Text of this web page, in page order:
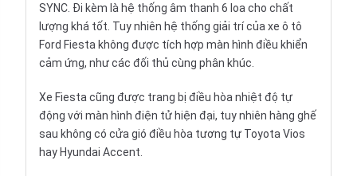
SYNC. Đi kèm là hệ thống âm thanh 6 loa cho chất
lượng khá tốt. Tuy nhiên hệ thống giải trí của xe ô tô
Ford Fiesta không được tích hợp màn hình điều khiển
cảm ứng, như các đối thủ cùng phân khúc.
Xe Fiesta cũng được trang bị điều hòa nhiệt độ tự
động với màn hình điện tử hiện đại, tuy nhiên hàng ghế
sau không có cửa gió điều hòa tương tự Toyota Vios
hayHyundai Accent